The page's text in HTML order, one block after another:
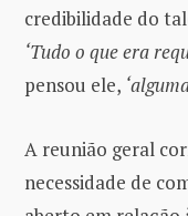
credibilidade do
‘Tudo o que era
pensou ele,
A reunião geral
necessidade de